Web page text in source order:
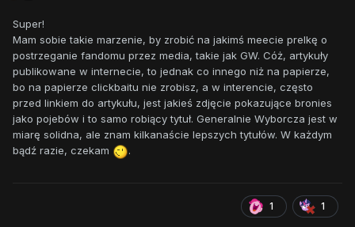
Super!
Mam sobie takie marzenie, by zrobić na jakimś meecie prelkę o
postrzeganie fandomu przez media, takie jak GW. Cóż, artykuły
publikowane w internecie, to jednak co innego niż na papierze,
bo na papierze clickbaitu nie zrobisz, a w interencie, często
przed linkiem do artykułu, jest jakieś zdjęcie pokazujące bronies
jako pojebów i to samo robiący tytuł. Generalnie Wyborcza jest w
miarę solidna, ale znam kilkanaście lepszych tytułów. W każdym
bądź razie, czekam
.
1 1